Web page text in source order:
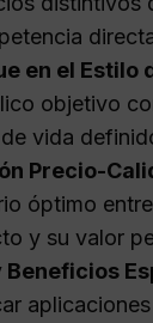
en el Estilo
objetivo
vida
Precio-
óptimo
y su valor
Beneficios